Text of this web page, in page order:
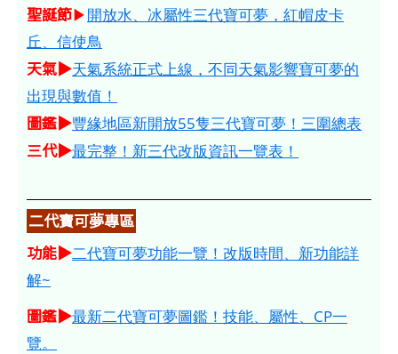
聖誕節▶開放水、冰屬性三代寶可夢，紅帽皮卡
丘、信使鳥
天氣▶天氣系統正式上線，不同天氣影響寶可夢的
出現與數值！
圖鑑▶豐緣地區新開放55隻三代寶可夢！三圍總表
三代▶最完整！新三代改版資訊一覽表！
二代寶可夢專區
功能▶二代寶可夢功能一覽！改版時間、新功能詳
解~
圖鑑▶最新二代寶可夢圖鑑！技能、屬性、CP一
覽。